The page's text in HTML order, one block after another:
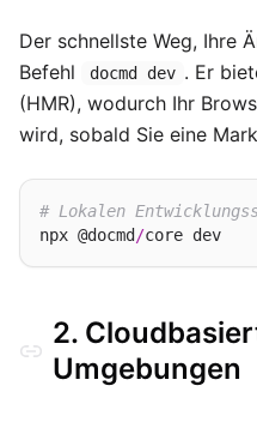
Der schnellste Weg, Ihre
Befehl
docmd dev . Er
(HMR), wodurch Ihr
wird, sobald Sie eine
# Lokalen
npx @docmd /
2.
Umgebungen